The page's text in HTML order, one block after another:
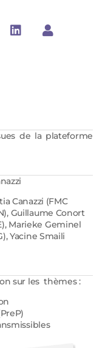
de la plateforme
Canazzi (FMC
Guillaume Conort
Marieke Geminel
Yacine Smaili
sur les thèmes :